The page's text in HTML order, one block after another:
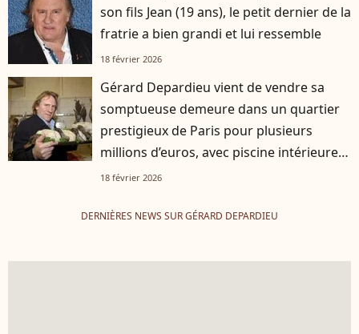
son fils Jean (19 ans), le petit dernier de la
fratrie a bien grandi et lui ressemble
18 février 2026
Gérard Depardieu vient de vendre sa
somptueuse demeure dans un quartier
prestigieux de Paris pour plusieurs
millions d’euros, avec piscine intérieure
et cuisine professionnelle
18 février 2026
DERNIÈRES NEWS SUR GÉRARD DEPARDIEU